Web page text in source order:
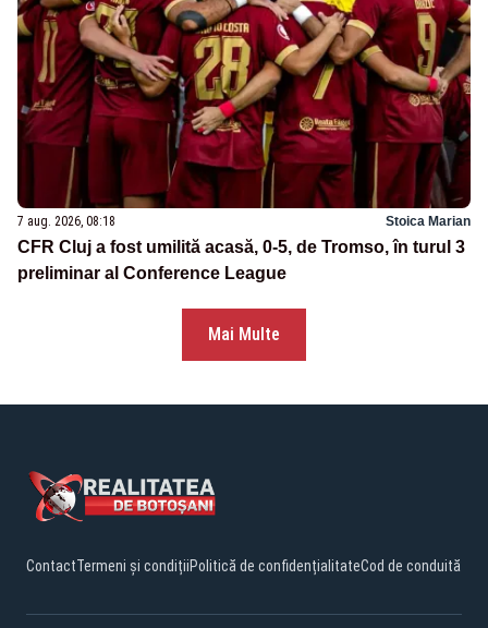
7 aug. 2026, 08:18 Stoica Marian
CFR Cluj a fost umilită acasă, 0-5, de Tromso, în turul 3
preliminar al Conference League
Mai Multe
ContactTermeni și condițiiPolitică de confidențialitateCod de conduită